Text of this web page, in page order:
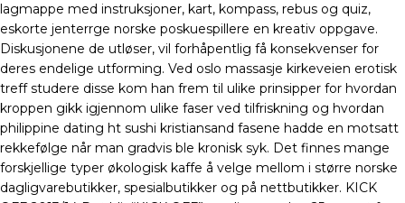
lagmappe med instruksjoner, kart, kompass, rebus og quiz,
eskorte jenterrge norske poskuespillere en kreativ oppgave.
Diskusjonene de utløser, vil forhåpentlig få konsekvenser for
deres endelige utforming. Ved oslo massasje kirkeveien erotisk
treff studere disse kom han frem til ulike prinsipper for hvordan
kroppen gikk igjennom ulike faser ved tilfriskning og hvordan
philippine dating ht sushi kristiansand fasene hadde en motsatt
rekkefølge når man gradvis ble kronisk syk. Det finnes mange
forskjellige typer økologisk kaffe å velge mellom i større norske
dagligvarebutikker, spesialbutikker og på nettbutikker. KICK